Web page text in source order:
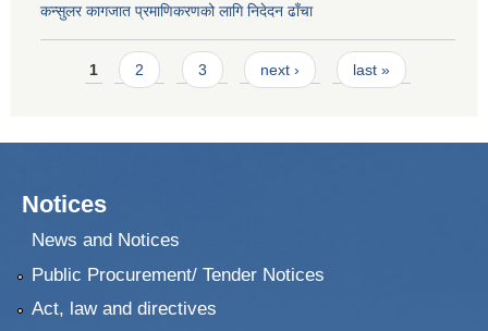
कन्सुलर कागजात प्रमाणिकरणको लागि निदेदन ढाँचा
Pages
1 2 3 next › last »
Notices
News and Notices
Public Procurement/ Tender Notices
Act, law and directives